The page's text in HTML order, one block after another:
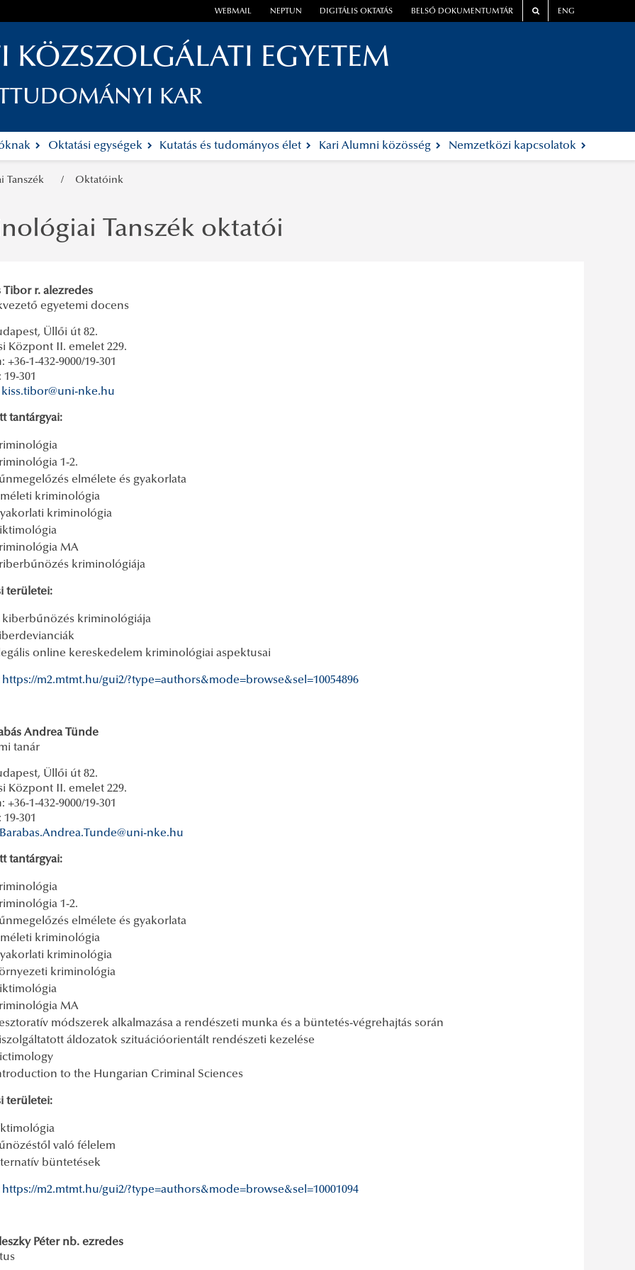
WEBMAIL NEPTUN DIGITÁLIS OKTATÁS BELSŐ DOKUMENTUMTÁR ENG
KÖZSZOLGÁLATI EGYETEM
KAR
Oktatási egységek Kutatás és tudományos élet Kari Alumni közösség Nemzetközi kapcsolatok
Tanszék Oktatóink
Tanszék oktatói
Tibor r. alezredes
egyetemi docens
Üllői út 82.
Központ II. emelet 229.
+36-1-432-9000/19-301
301
kiss.tibor@uni-nke.hu
tantárgyai:
1-2.
elmélete és gyakorlata
kriminológia
kriminológia
MA
kriminológiája
területei:
kiberbűnözés kriminológiája
online kereskedelem kriminológiai aspektusai
https://m2.mtmt.hu/gui2/?type=authors&mode=browse&sel=10054896
Andrea Tünde
tanár
Üllői út 82.
Központ II. emelet 229.
+36-1-432-9000/19-301
301
Barabas.Andrea.Tunde@uni-nke.hu
tantárgyai:
1-2.
elmélete és gyakorlata
kriminológia
kriminológia
kriminológia
MA
módszerek alkalmazása a rendészeti munka és a büntetés-végrehajtás során
áldozatok szituációorientált rendészeti kezelése
to the Hungarian Criminal Sciences
területei:
való félelem
büntetések
https://m2.mtmt.hu/gui2/?type=authors&mode=browse&sel=10001094
Péter nb. ezredes